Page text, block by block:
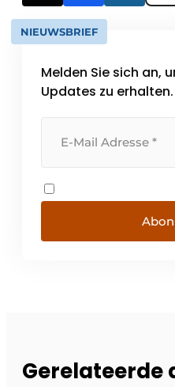
NIEUWSBRIEF
Melden Sie sich an,
Updates zu erhalten.
Gerelateerde